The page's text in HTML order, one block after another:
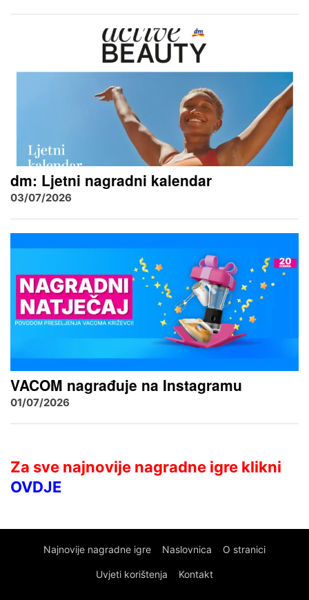
dm: Ljetni nagradni kalendar
03/07/2026
VACOM nagrađuje na Instagramu
01/07/2026
Za sve najnovije nagradne igre klikni
OVDJE
Najnovije nagradne igre Naslovnica O stranici
Uvjeti korištenja Kontakt